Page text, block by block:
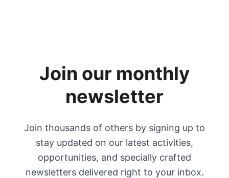
Join our monthly
newsletter
Join thousands of others by signing up to
stay updated on our latest activities,
opportunities, and specially crafted
newsletters delivered right to your inbox.